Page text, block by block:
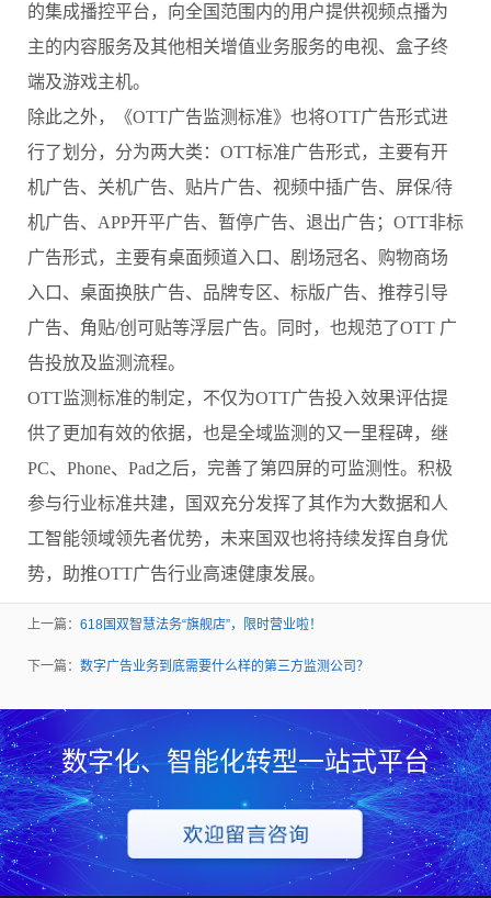
的集成播控平台，向全国范围内的用户提供视频点播为
主的内容服务及其他相关增值业务服务的电视、盒子终
端及游戏主机。
除此之外，《OTT广告监测标准》也将OTT广告形式进
行了划分，分为两大类：OTT标准广告形式，主要有开
机广告、关机广告、贴片广告、视频中插广告、屏保/待
机广告、APP开平广告、暂停广告、退出广告；OTT非标
广告形式，主要有桌面频道入口、剧场冠名、购物商场
入口、桌面换肤广告、品牌专区、标版广告、推荐引导
广告、角贴/创可贴等浮层广告。同时，也规范了OTT 广
告投放及监测流程。
OTT监测标准的制定，不仅为OTT广告投入效果评估提
供了更加有效的依据，也是全域监测的又一里程碑，继
PC、Phone、Pad之后，完善了第四屏的可监测性。积极
参与行业标准共建，国双充分发挥了其作为大数据和人
工智能领域领先者优势，未来国双也将持续发挥自身优
势，助推OTT广告行业高速健康发展。
上一篇： 618国双智慧法务“旗舰店”，限时营业啦！
下一篇： 数字广告业务到底需要什么样的第三方监测公司？
数字化、智能化转型一站式平台